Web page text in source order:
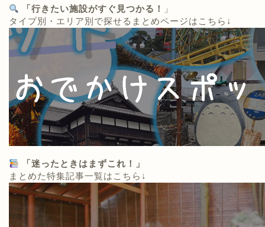
「行きたい施設がすぐ見つかる！
」
タイプ別・エリア別で探せるまとめページはこちら↓
「迷ったときはまずこれ！」
まとめた特集記事一覧はこちら↓